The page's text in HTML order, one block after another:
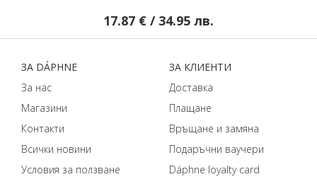
17.87 € / 34.95 лв.
ЗA DÁPHNЕ
За нас
Магазини
Контакти
Всички новини
Условия за ползване
ЗA КЛИЕНТИ
Доставка
Плащане
Връщане и замяна
Подаръчни ваучери
Dáphnе loyalty card